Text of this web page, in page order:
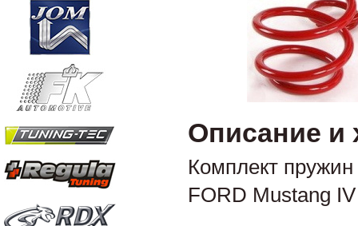
Описание и
Комплект
FORD Mustang